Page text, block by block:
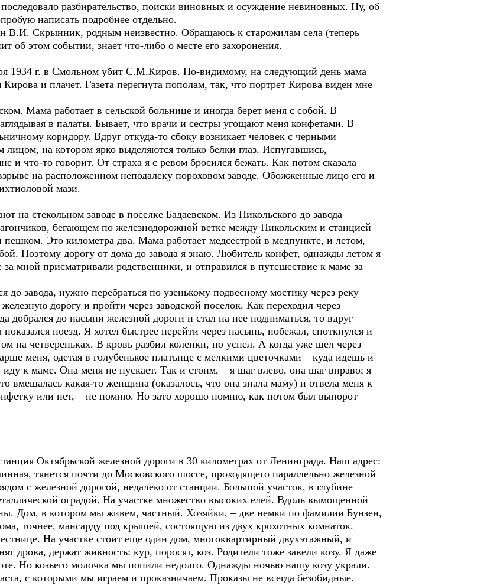
разбирательство, поиски виновных и осуждение невиновных. Ну, об
написать подробнее отдельно.
Скрынник, родным неизвестно. Обращаюсь к старожилам села (теперь
об этом событии, знает что-либо о месте его захоронения.
г. в Смольном убит С.М.Киров. По-видимому, на следующий день мама
и плачет. Газета перегнута пополам, так, что портрет Кирова виден мне
Мама работает в сельской больнице и иногда берет меня с собой. В
в палаты. Бывает, что врачи и сестры угощают меня конфетами. В
коридору. Вдруг откуда-то сбоку возникает человек с черными
на котором ярко выделяются только белки глаз. Испугавшись,
и что-то говорит. От страха я с ревом бросился бежать. Как потом сказала
на расположенном неподалеку пороховом заводе. Обожженные лицо его и
мази.
стекольном заводе в поселке Бадаевском. Из Никольского до завода
бегающем по железнодорожной ветке между Никольским и станцией
Это километра два. Мама работает медсестрой в медпункте, и летом,
Поэтому дорогу от дома до завода я знаю. Любитель конфет, однажды летом я
мной присматривали родственники, и отправился в путешествие к маме за
завода, нужно перебраться по узенькому подвесному мостику через реку
дорогу и пройти через заводской поселок. Как переходил через
до насыпи железной дороги и стал на нее подниматься, то вдруг
поезд. Я хотел быстрее перейти через насыпь, побежал, споткнулся и
на четвереньках. В кровь разбил коленки, но успел. А когда уже шел через
меня, одетая в голубенькое платьице с мелкими цветочками – куда идешь и
иду к маме. Она меня не пускает. Так и стоим, – я шаг влево, она шаг вправо; я
вмешалась какая-то женщина (оказалось, что она знала маму) и отвела меня к
или нет, – не помню. Но зато хорошо помню, как потом был выпорот
Октябрьской железной дороги в 30 километрах от Ленинграда. Наш адрес:
тянется почти до Московского шоссе, проходящего параллельно железной
с железной дорогой, недалеко от станции. Большой участок, в глубине
оградой. На участке множество высоких елей. Вдоль вымощенной
Дом, в котором мы живем, частный. Хозяйки, – две немки по фамилии Бунзен,
точнее, мансарду под крышей, состоящую из двух крохотных комнаток.
На участке стоит еще один дом, многоквартирный двухэтажный, и
дрова, держат живность: кур, поросят, коз. Родители тоже завели козу. Я даже
Но козьего молочка мы попили недолго. Однажды ночью нашу козу украли.
с которыми мы играем и проказничаем. Проказы не всегда безобидные.